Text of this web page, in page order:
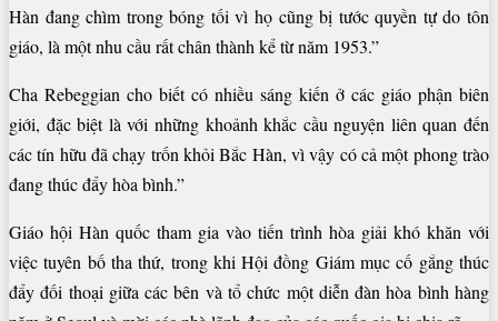
Hàn đang chìm trong bóng tối vì họ cũng bị tước quyền tự do tôn
giáo, là một nhu cầu rất chân thành kể từ năm 1953.”
Cha Rebeggian cho biết có nhiều sáng kiến ở các giáo phận biên
giới, đặc biệt là với những khoảnh khắc cầu nguyện liên quan đến
các tín hữu đã chạy trốn khỏi Bắc Hàn, vì vậy có cả một phong trào
đang thúc đẩy hòa bình.”
Giáo hội Hàn quốc tham gia vào tiến trình hòa giải khó khăn với
việc tuyên bố tha thứ, trong khi Hội đồng Giám mục cố gắng thúc
đẩy đối thoại giữa các bên và tổ chức một diễn đàn hòa bình hàng